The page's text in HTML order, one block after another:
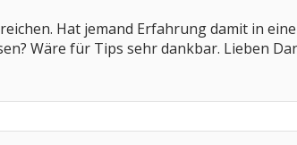
Hat jemand Erfahrung damit in
Wäre für Tips sehr dankbar. Lieben